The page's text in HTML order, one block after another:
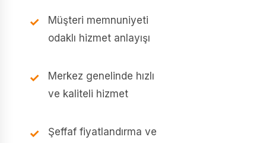
Müşteri memnuniyeti
odaklı hizmet anlayışı
Merkez genelinde hızlı
ve kaliteli hizmet
Şeffaf fiyatlandırma ve